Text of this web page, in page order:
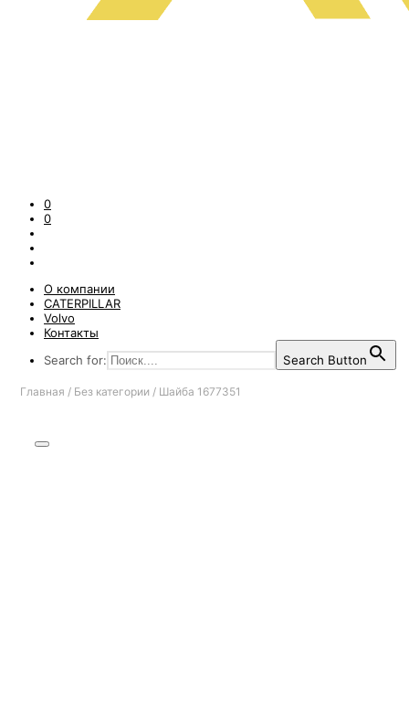
0
0
О компании
CATERPILLAR
Volvo
Контакты
Search for:
Search Button
Главная / Без категории / Шайба 1677351